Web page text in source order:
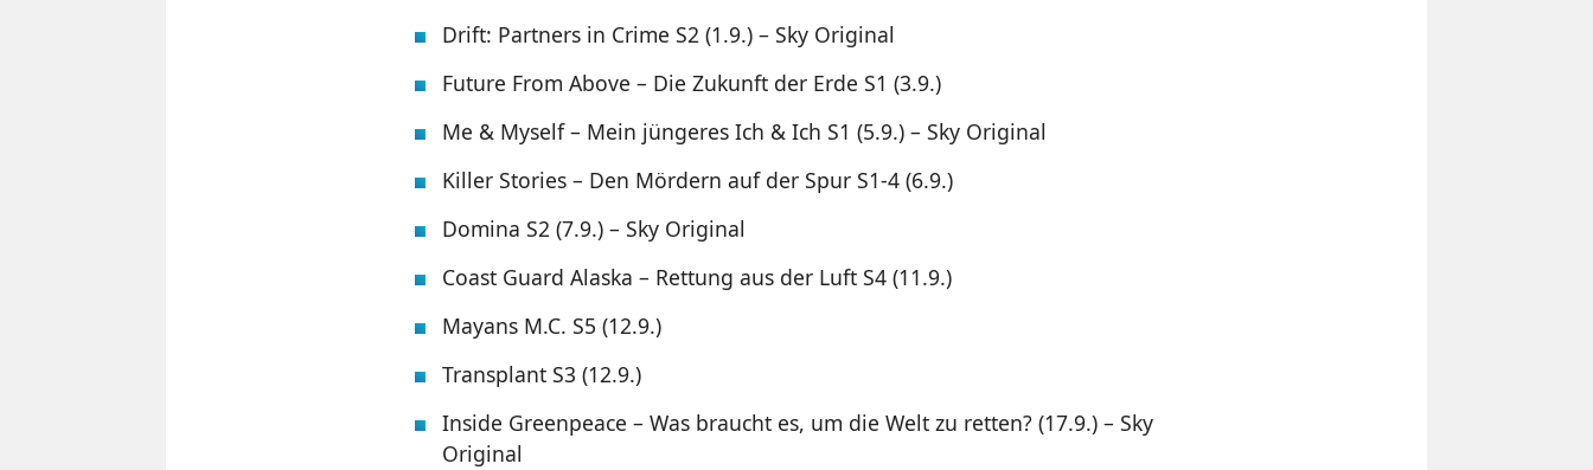
Drift: Partners in Crime S2 (1.9.) – Sky Original
Future From Above – Die Zukunft der Erde S1 (3.9.)
Me & Myself – Mein jüngeres Ich & Ich S1 (5.9.) – Sky Original
Killer Stories – Den Mördern auf der Spur S1-4 (6.9.)
Domina S2 (7.9.) – Sky Original
Coast Guard Alaska – Rettung aus der Luft S4 (11.9.)
Mayans M.C. S5 (12.9.)
Transplant S3 (12.9.)
Inside Greenpeace – Was braucht es, um die Welt zu retten? (17.9.) – Sky
Original